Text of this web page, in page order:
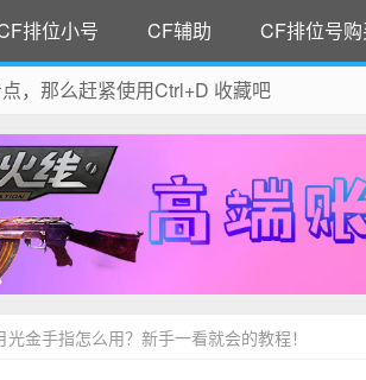
排位小号 CF辅助 CF排位号
，那么赶紧使用Ctrl+D 收藏吧
光金手指怎么用？新手一看就会的教程！